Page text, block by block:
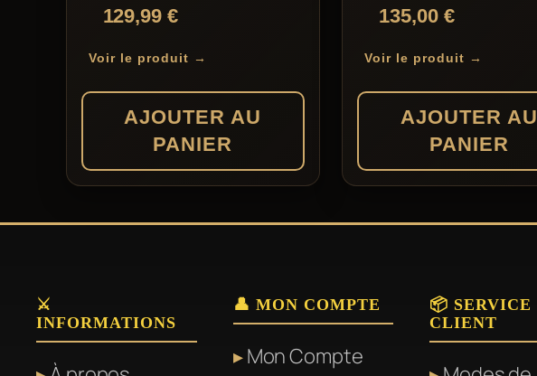
129,99 €
Voir le produit →
AJOUTER AU
PANIER
135,00 €
Voir le produit →
AJOUTER AU
PANIER
⚔️
INFORMATIONS
👤 MON COMPTE
Mon Compte
📦 SERVICE
CLIENT